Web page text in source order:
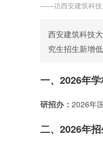
——访西安建筑科技
西安建筑科技
究生招生新增
一、2026年
研招办： 2026年
二、2026年